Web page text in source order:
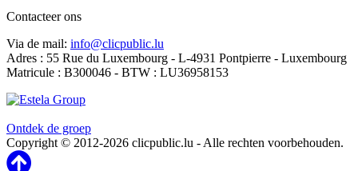
Contacteer ons
Via de mail: info@clicpublic.lu
Adres : 55 Rue du Luxembourg - L-4931 Pontpierre - Luxembourg
Matricule : B300046 - BTW : LU36958153
Ontdek de groep
Copyright © 2012-2026 clicpublic.lu - Alle rechten voorbehouden.